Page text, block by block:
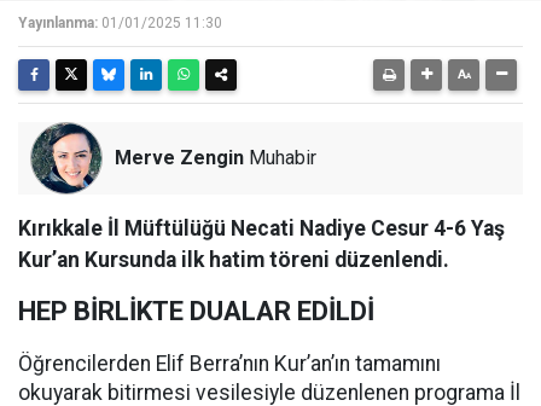
Yayınlanma: 01/01/2025 11:30
Merve Zengin Muhabir
Kırıkkale İl Müftülüğü Necati Nadiye Cesur 4-6 Yaş
Kur’an Kursunda ilk hatim töreni düzenlendi.
HEP BİRLİKTE DUALAR EDİLDİ
Öğrencilerden Elif Berra’nın Kur’an’ın tamamını
okuyarak bitirmesi vesilesiyle düzenlenen programa İl